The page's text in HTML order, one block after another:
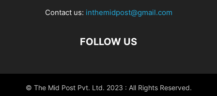
Contact us: inthemidpost@gmail.com
FOLLOW US
© The Mid Post Pvt. Ltd. 2023 : All Rights Reserved.